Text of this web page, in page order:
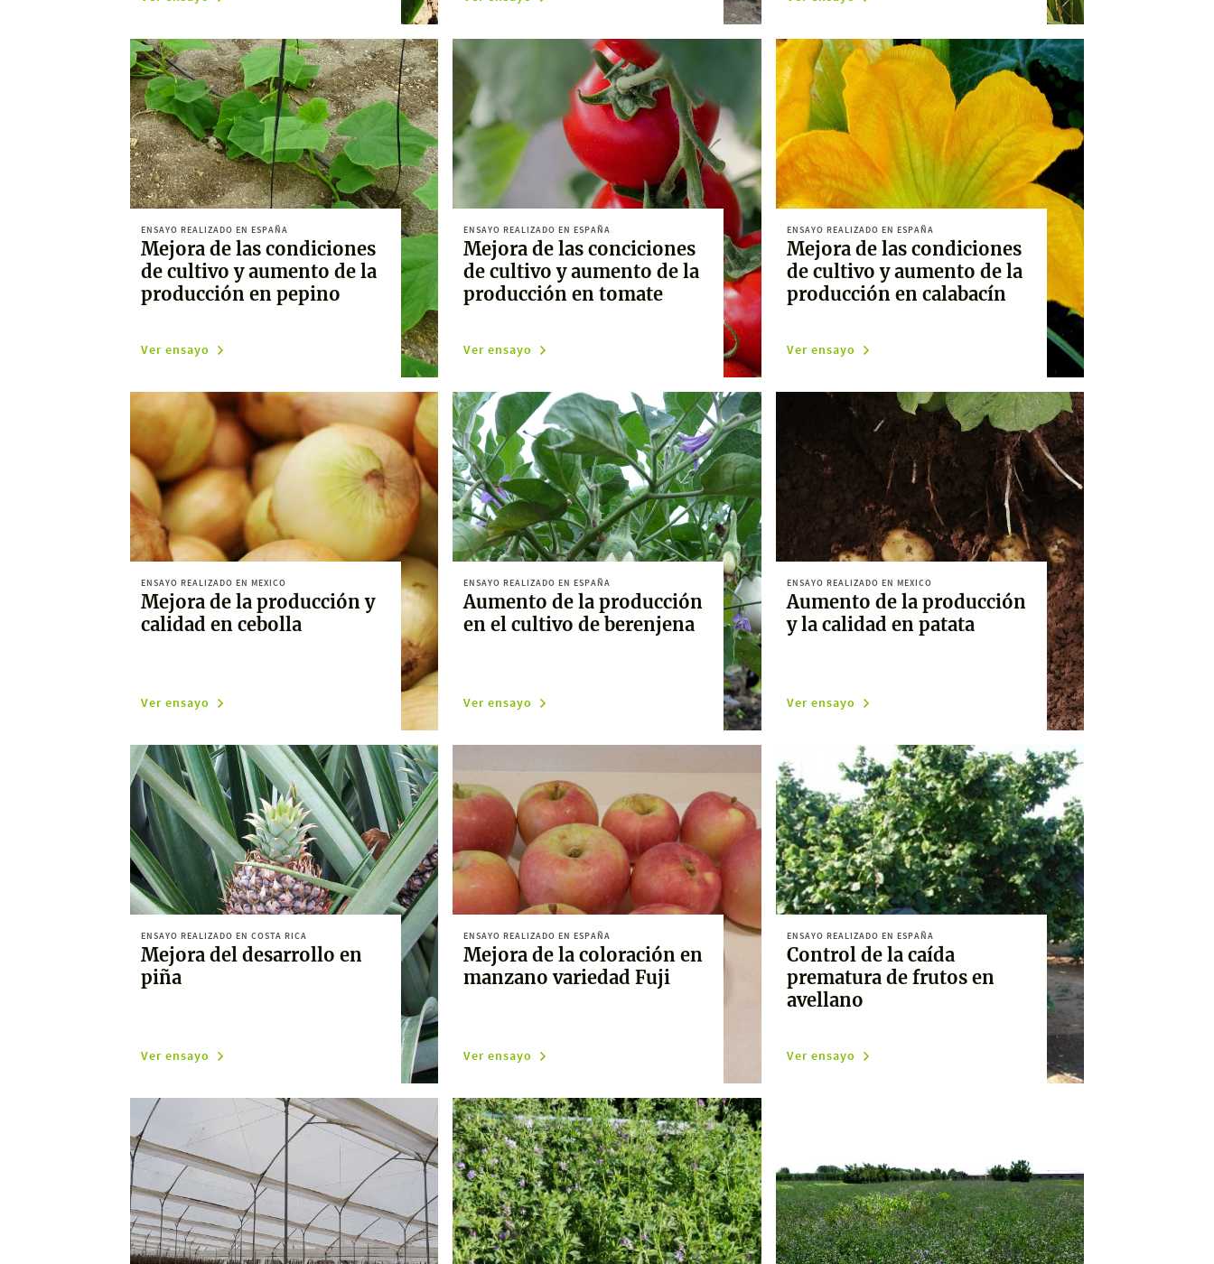
ENSAYO REALIZADO EN ESPAÑA
Mejora de las condiciones
de cultivo y aumento de la
producción en pepino
Ver ensayo
ENSAYO REALIZADO EN ESPAÑA
Mejora de las conciciones
de cultivo y aumento de la
producción en tomate
Ver ensayo
ENSAYO REALIZADO EN ESPAÑA
Mejora de las condiciones
de cultivo y aumento de la
producción en calabacín
Ver ensayo
ENSAYO REALIZADO EN MEXICO
Mejora de la producción y
calidad en cebolla
Ver ensayo
ENSAYO REALIZADO EN ESPAÑA
Aumento de la producción
en el cultivo de berenjena
Ver ensayo
ENSAYO REALIZADO EN MEXICO
Aumento de la producción
y la calidad en patata
Ver ensayo
ENSAYO REALIZADO EN COSTA RICA
Mejora del desarrollo en
piña
Ver ensayo
ENSAYO REALIZADO EN ESPAÑA
Mejora de la coloración en
manzano variedad Fuji
Ver ensayo
ENSAYO REALIZADO EN ESPAÑA
Control de la caída
prematura de frutos en
avellano
Ver ensayo